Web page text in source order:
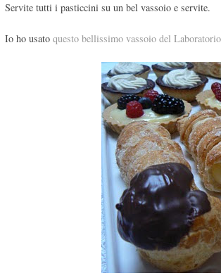
Servite tutti i pasticcini su un bel vassoio e servite.
Io ho usato questo bellissimo vassoio del